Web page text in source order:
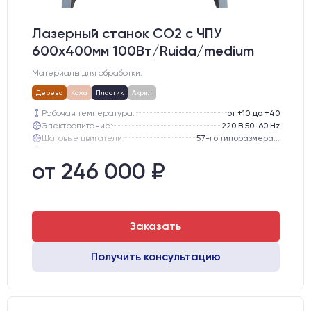
Лазерный станок CO2 c ЧПУ
600х400мм 100Вт/Ruida/medium
Материалы для обработки:
Дерево Кожа Пластик Акрил
Рабочая температура:
от +10 до +40
Электропитание:
220 В 50-60 Hz
Шаговые двигатели:
Направляющие оси Y:
Направляющие оси Х:
от 246 000 ₽
Заказать
Получить консультацию